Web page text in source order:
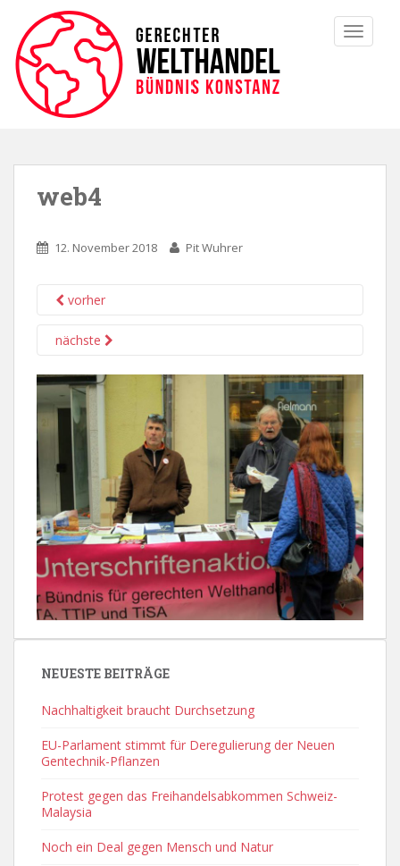
web4
12. November 2018 Pit Wuhrer
vorher
nächste
NEUESTE BEITRÄGE
Nachhaltigkeit braucht Durchsetzung
EU-Parlament stimmt für Deregulierung der Neuen
Gentechnik-Pflanzen
Protest gegen das Freihandelsabkommen Schweiz-
Malaysia
Noch ein Deal gegen Mensch und Natur